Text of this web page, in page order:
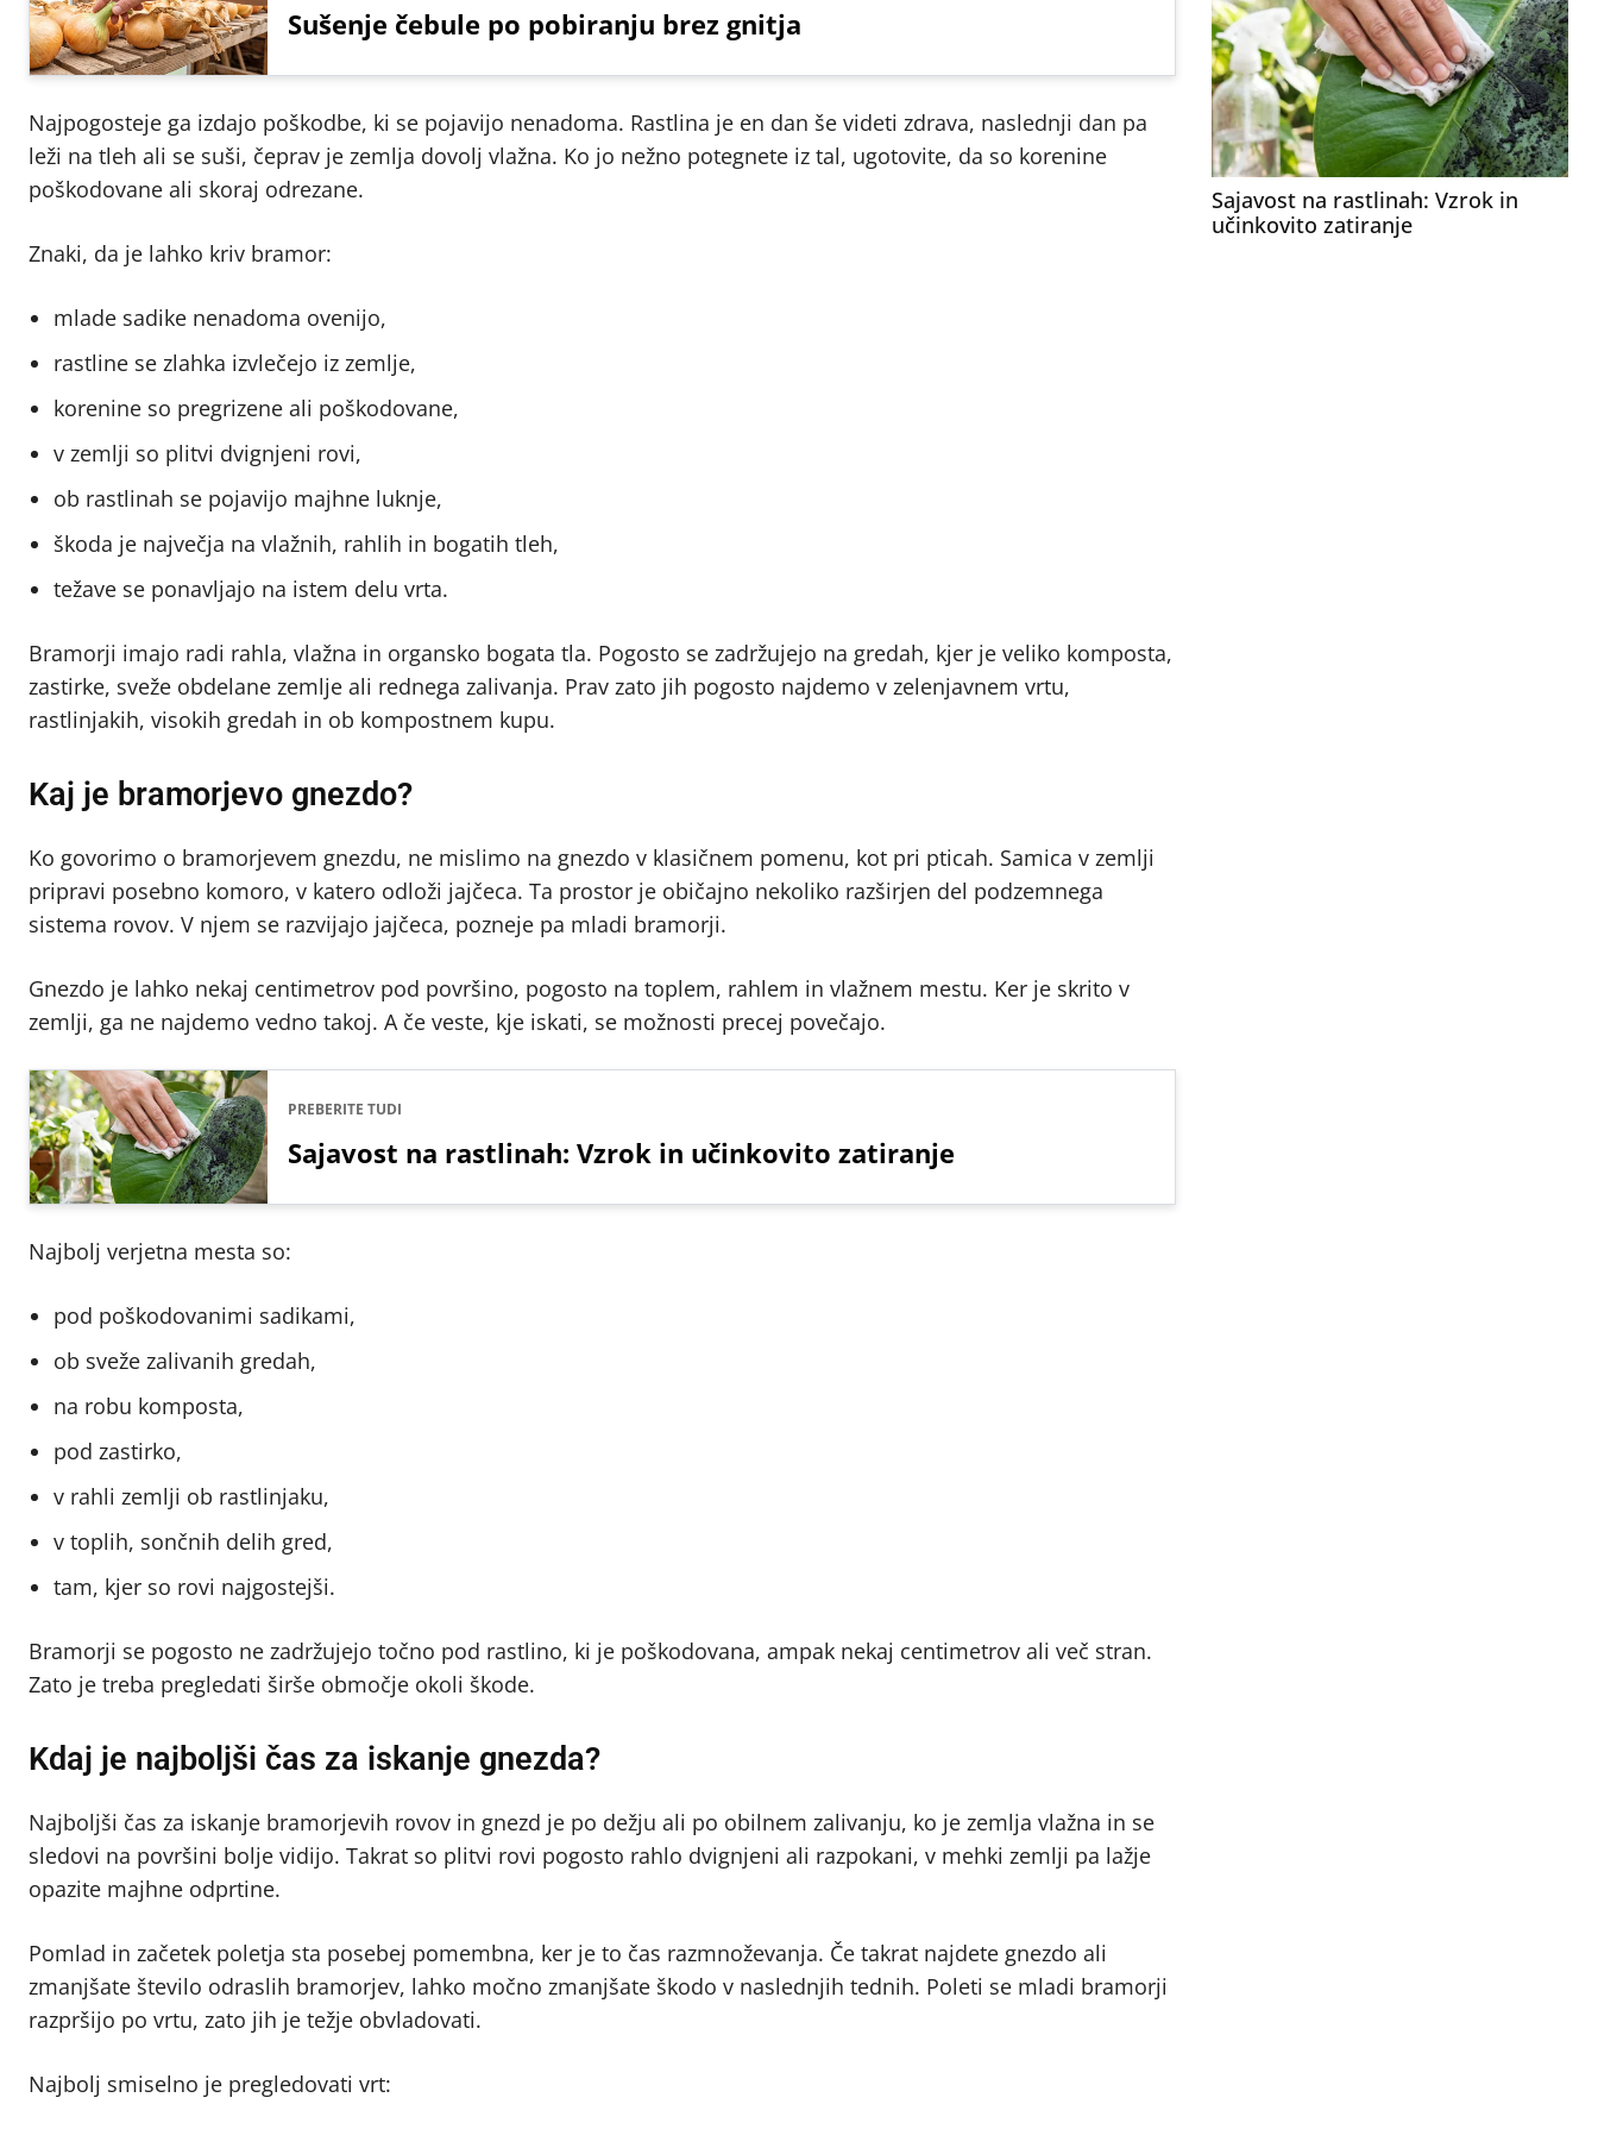
Sušenje čebule po pobiranju brez gnitja
Najpogosteje ga izdajo poškodbe, ki se pojavijo nenadoma. Rastlina je en dan še videti zdrava, naslednji dan pa
leži na tleh ali se suši, čeprav je zemlja dovolj vlažna. Ko jo nežno potegnete iz tal, ugotovite, da so korenine
poškodovane ali skoraj odrezane.
Znaki, da je lahko kriv bramor:
mlade sadike nenadoma ovenijo,
rastline se zlahka izvlečejo iz zemlje,
korenine so pregrizene ali poškodovane,
v zemlji so plitvi dvignjeni rovi,
ob rastlinah se pojavijo majhne luknje,
škoda je največja na vlažnih, rahlih in bogatih tleh,
težave se ponavljajo na istem delu vrta.
Bramorji imajo radi rahla, vlažna in organsko bogata tla. Pogosto se zadržujejo na gredah, kjer je veliko komposta,
zastirke, sveže obdelane zemlje ali rednega zalivanja. Prav zato jih pogosto najdemo v zelenjavnem vrtu,
rastlinjakih, visokih gredah in ob kompostnem kupu.
Kaj je bramorjevo gnezdo?
Ko govorimo o bramorjevem gnezdu, ne mislimo na gnezdo v klasičnem pomenu, kot pri pticah. Samica v zemlji
pripravi posebno komoro, v katero odloži jajčeca. Ta prostor je običajno nekoliko razširjen del podzemnega
sistema rovov. V njem se razvijajo jajčeca, pozneje pa mladi bramorji.
Gnezdo je lahko nekaj centimetrov pod površino, pogosto na toplem, rahlem in vlažnem mestu. Ker je skrito v
zemlji, ga ne najdemo vedno takoj. A če veste, kje iskati, se možnosti precej povečajo.
PREBERITE TUDI
Sajavost na rastlinah: Vzrok in učinkovito zatiranje
Najbolj verjetna mesta so:
pod poškodovanimi sadikami,
ob sveže zalivanih gredah,
na robu komposta,
pod zastirko,
v rahli zemlji ob rastlinjaku,
v toplih, sončnih delih gred,
tam, kjer so rovi najgostejši.
Bramorji se pogosto ne zadržujejo točno pod rastlino, ki je poškodovana, ampak nekaj centimetrov ali več stran.
Zato je treba pregledati širše območje okoli škode.
Kdaj je najboljši čas za iskanje gnezda?
Najboljši čas za iskanje bramorjevih rovov in gnezd je po dežju ali po obilnem zalivanju, ko je zemlja vlažna in se
sledovi na površini bolje vidijo. Takrat so plitvi rovi pogosto rahlo dvignjeni ali razpokani, v mehki zemlji pa lažje
opazite majhne odprtine.
Pomlad in začetek poletja sta posebej pomembna, ker je to čas razmnoževanja. Če takrat najdete gnezdo ali
zmanjšate število odraslih bramorjev, lahko močno zmanjšate škodo v naslednjih tednih. Poleti se mladi bramorji
razpršijo po vrtu, zato jih je težje obvladovati.
Najbolj smiselno je pregledovati vrt:
Sajavost na rastlinah: Vzrok in
učinkovito zatiranje